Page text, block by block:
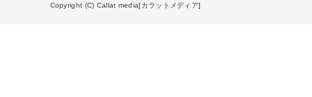
Copyright (C) Callat media[カラットメディア]